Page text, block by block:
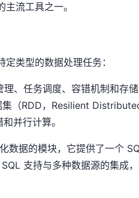
流工具之一。
类型的数据处理任务：
、任务调度、容错机制和存
（RDD，Resilient
并行计算。
数据的模块，它提供了一个
支持与多种数据源的集成